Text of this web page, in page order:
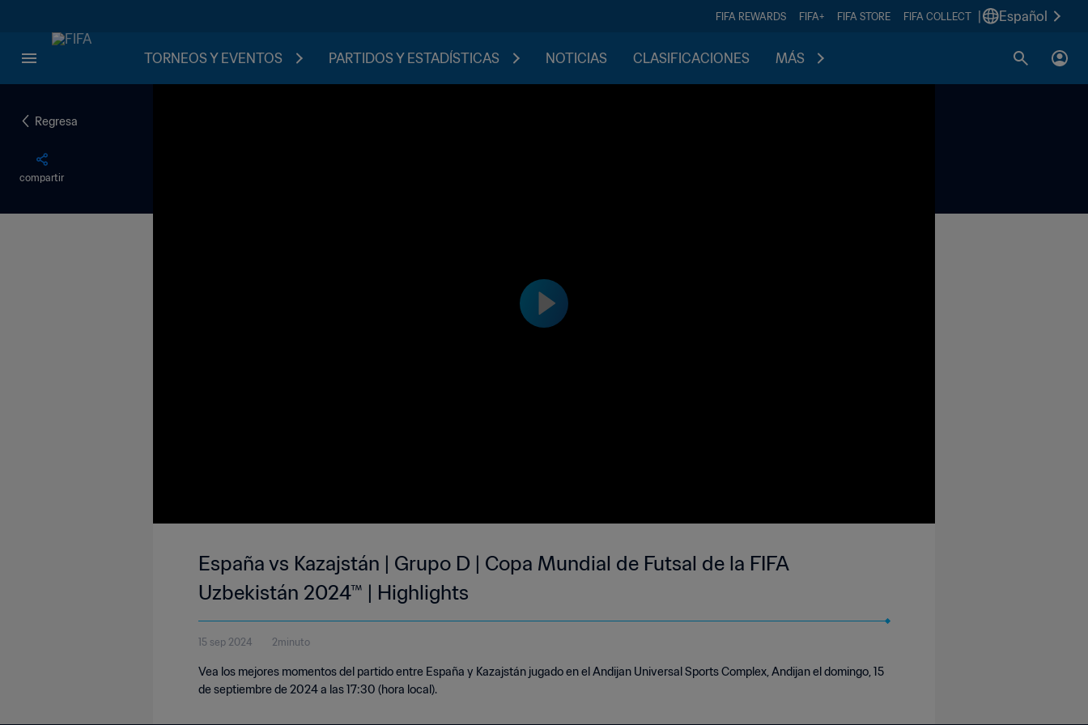
FIFA REWARDS FIFA+ FIFA STORE FIFA COLLECT Español
TORNEOS Y EVENTOS PARTIDOS Y ESTADÍSTICAS NOTICIAS CLASIFICACIONES MÁS
Regresa
compartir
España vs Kazajstán | Grupo D | Copa Mundial de Futsal de la FIFA
Uzbekistán 2024™ | Highlights
15 sep 2024 2minuto
Vea los mejores momentos del partido entre España y Kazajstán jugado en el Andijan Universal Sports Complex, Andijan el domingo, 15
de septiembre de 2024 a las 17:30 (hora local).